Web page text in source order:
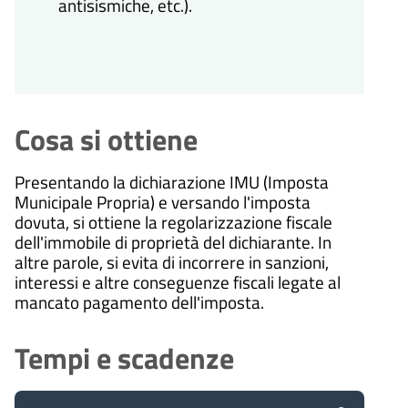
Cosa si ottiene
Presentando la dichiarazione IMU (Imposta
Municipale Propria) e versando l'imposta
dovuta, si ottiene la regolarizzazione fiscale
dell'immobile di proprietà del dichiarante. In
altre parole, si evita di incorrere in sanzioni,
interessi e altre conseguenze fiscali legate al
mancato pagamento dell'imposta.
Tempi e scadenze